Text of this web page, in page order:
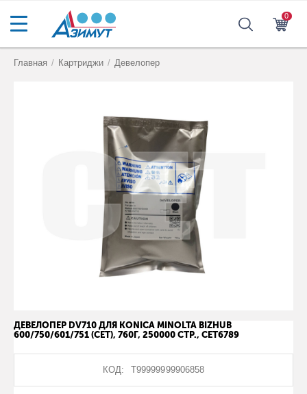
0
Главная / Картриджи / Девелопер
ДЕВЕЛОПЕР DV710 ДЛЯ KONICA MINOLTA BIZHUB
600/750/601/751 (CET), 760Г, 250000 СТР., CET6789
КОД: Т99999999906858